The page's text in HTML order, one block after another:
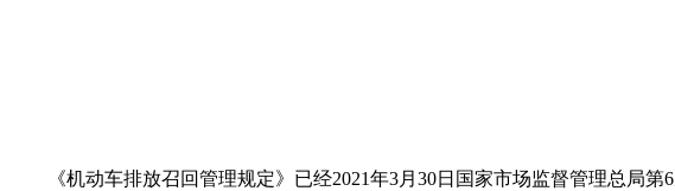
《机动车排放召回管理规定》已经2021年3月30日国家市场监督管理总局